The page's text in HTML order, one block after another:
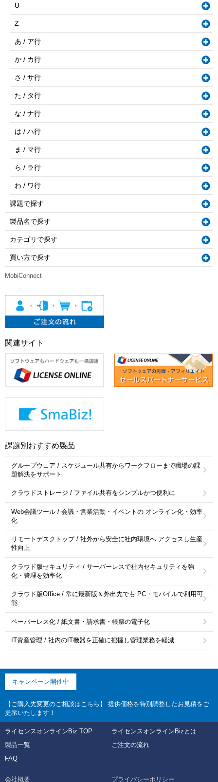
U
Z
あ / ア行
か / カ行
さ / サ行
た / タ行
な / ナ行
は / ハ行
ま / マ行
ら / ラ行
わ / ワ行
課題で探す
製品名で探す
カテゴリで探す
買い方で探す
MobiConnect
関連サイト
課題別おすすめ製品
グループウェア / スケジュール共有からワークフローまで職場の課
題解決をサポート
クラウドストレージ / ファイル共有をシンプルかつ便利に
Web会議ツール / 会議・営業活動・イベントの オンライン化・効率
化
リモートデスクトップ / 社外から安全に社内環境へ アクセスし生産
性向上
クラウド版セキュリティ / サーバーレスで社内セキュリティを強
化・管理を効率化
クラウド版Office / 常に最新版＆外出先でも PC・モバイルで利用可
能
ペーパーレス化 / 紙文書・請求書・帳票の電子化
IT資産管理 / 社内のIT機器を正確に把握し管理業務を軽減
キャンペーン開催中
【ご購入先変更のご相談はこちら】 提供価格を特別調整したお見積をご
提示いたします！
ライセンスオンラインBiz TOP
ライセンスオンラインBizとは
製品一覧
ご注文の流れ
FAQ
会社概要 プライバシーポリシー